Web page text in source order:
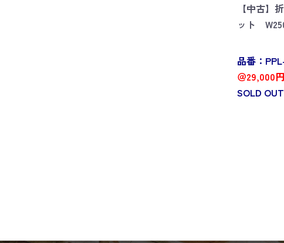
【中古】
ット
品番：
＠29,000円
SOLD OUT